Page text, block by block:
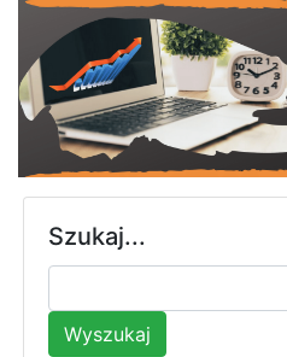
Szukaj...
Wyszukaj